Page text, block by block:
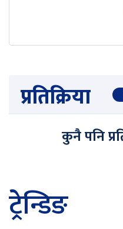
प्रतिक्रिया
कुनै पनि
ट्रेन्डिङ